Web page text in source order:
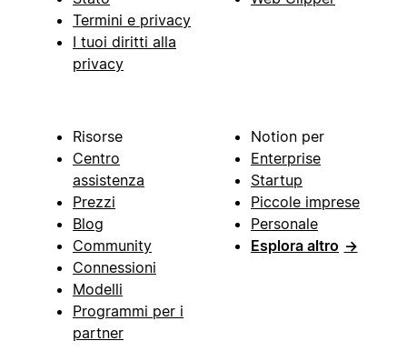
Termini e privacy
I tuoi diritti alla
privacy
Risorse
Centro
assistenza
Prezzi
Blog
Community
Connessioni
Modelli
Programmi per i
partner
Notion per
Enterprise
Startup
Piccole imprese
Personale
Esplora altro →